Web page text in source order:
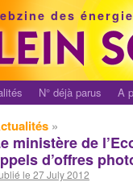
des
N° déjà parus A
»
ministère de
d’offres
le 27 July 2012